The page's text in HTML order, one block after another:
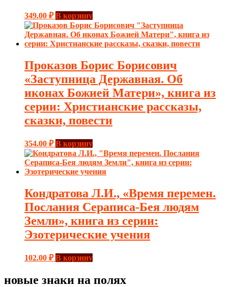
349.00 ₽ В корзину
Проказов Борис Борисович
«Заступница Державная. Об
иконах Божией Матери», книга из
серии: Христианские рассказы,
сказки, повести
354.00 ₽ В корзину
Кондратова Л.И., «Время перемен.
Послания Сераписа-Бея людям
Земли», книга из серии:
Эзотерические учения
102.00 ₽ В корзину
новые знаки на полях